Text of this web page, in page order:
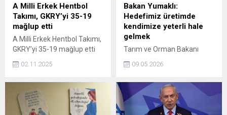
A Milli Erkek Hentbol
Takımı, GKRY’yi 35-19
mağlup etti
A Milli Erkek Hentbol Takımı,
GKRY’yi 35-19 mağlup etti
02.11.2025
Bakan Yumaklı:
Hedefimiz üretimde
kendimize yeterli hale
gelmek
Tarım ve Orman Bakanı
hiçbir ülke kendi kendine
konularda mutlaka onu
tedarik etmek zorunda
kalırsınız. Hedefimiz;
09.05.2026